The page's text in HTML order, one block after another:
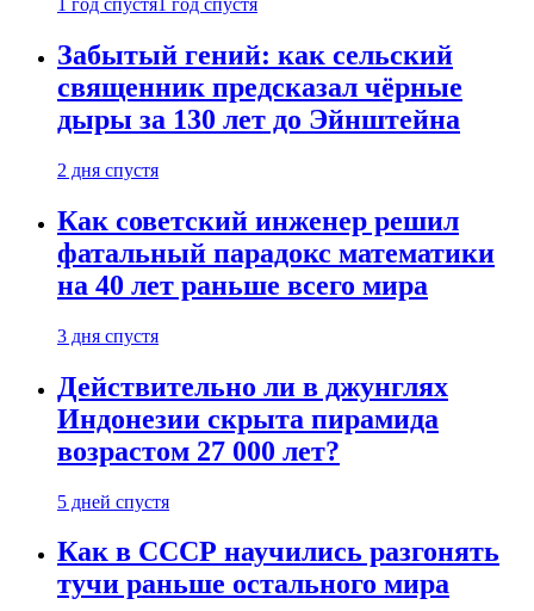
1 год спустя 1 год спустя
Забытый гений: как сельский
священник предсказал чёрные
дыры за 130 лет до Эйнштейна
2 дня спустя
Как советский инженер решил
фатальный парадокс математики
на 40 лет раньше всего мира
3 дня спустя
Действительно ли в джунглях
Индонезии скрыта пирамида
возрастом 27 000 лет?
5 дней спустя
Как в СССР научились разгонять
тучи раньше остального мира